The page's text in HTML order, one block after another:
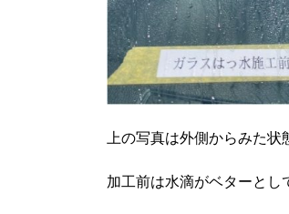
上の写真は外側からみた状
加工前は水滴がベターとし